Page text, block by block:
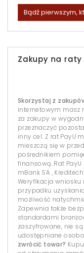
Bądź pierwszym,
Zakupy na raty
Skorzystaj z
internetowym masz
za zakupy w
przeznaczyć
inny cel. Z rat PayU
mieszczą się w
pośrednikiem
finansową. Rat
mBank SA ,
Weryfikacja
przypadku
możliwość
Zapewnia także
standardami
zaszyfrowane, nie
udostępniane
zwrócić towar?